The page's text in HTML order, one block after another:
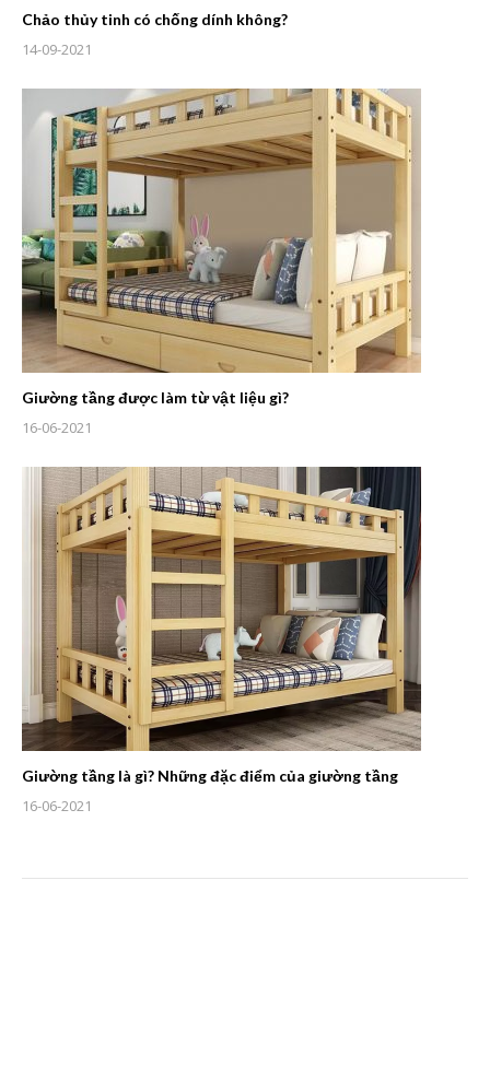
Chảo thủy tinh có chống dính không?
14-09-2021
Giường tầng được làm từ vật liệu gì?
16-06-2021
Giường tầng là gì? Những đặc điểm của giường tầng
16-06-2021